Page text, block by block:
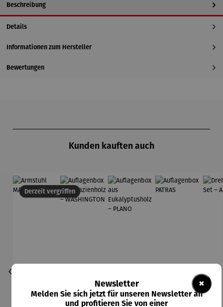
Beschreibung
Details
Informationen zum Hersteller
Bewertungen
Kunden kauften auch
Derzeit vergriffen
×
Newsletter
Melden Sie sich jetzt für unseren Newsletter an
und profitieren Sie von einer